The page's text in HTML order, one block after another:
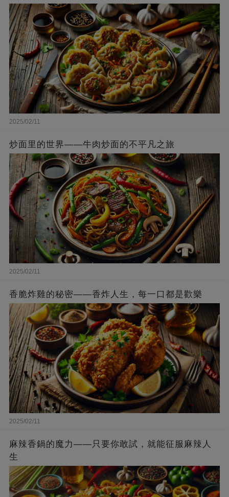
2025/02/11
炒面里的世界——牛肉炒面的不平凡之旅
2025/02/11
香脆炸雞的秘密——香炸人生，每一口都是歡樂
2025/02/11
麻辣香鍋的魔力——只要你敢試，就能征服麻辣人
生